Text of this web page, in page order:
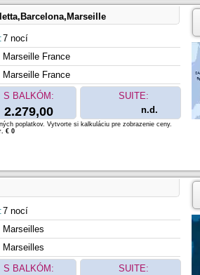
7 nocí
Marseille France
Marseille France
S BALKÓM:
2.279,00
SUITE:
n.d.
poplatkov. Vytvorte si kalkuláciu pre zobrazenie ceny.
€ 0
7 nocí
Marseilles
Marseilles
S BALKÓM:
SUITE: